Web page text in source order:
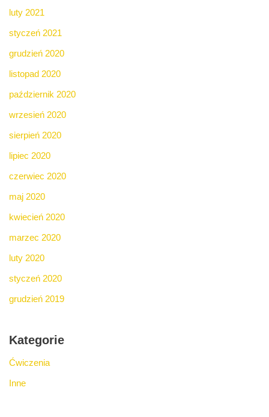
luty 2021
styczeń 2021
grudzień 2020
listopad 2020
październik 2020
wrzesień 2020
sierpień 2020
lipiec 2020
czerwiec 2020
maj 2020
kwiecień 2020
marzec 2020
luty 2020
styczeń 2020
grudzień 2019
Kategorie
Ćwiczenia
Inne